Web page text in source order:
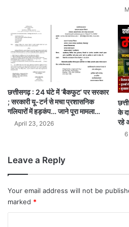
छत्तीसगढ़ : 24 घंटे में ‘बैकफुट’ पर सरकार
; सरकारी यू-टर्न से मचा प्रशासनिक
गलियारों में हड़कंप… जाने पूरा मामला…
April 23, 2026
के
रहे
Leave a Reply
Your email address will not be
marked *